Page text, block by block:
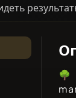
🌳